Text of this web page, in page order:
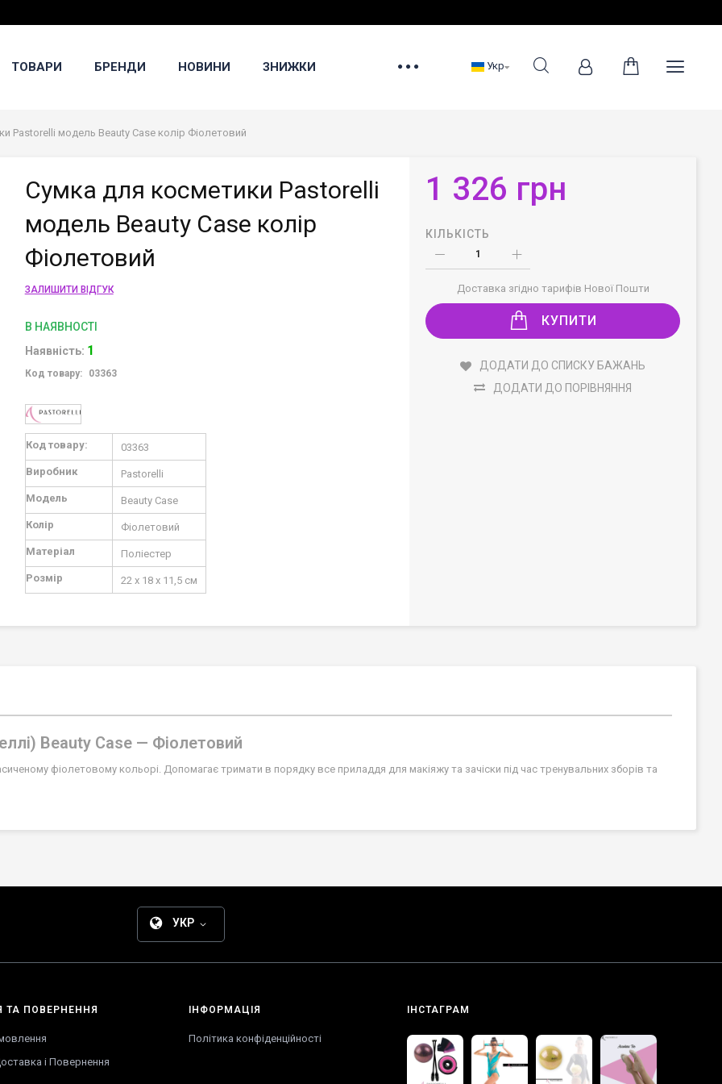
ТОВАРИ БРЕНДИ НОВИНИ ЗНИЖКИ Укр
Pastorelli модель Beauty Case колір Фіолетовий
Сумка для косметики Pastorelli
модель Beauty Case колір
Фіолетовий
ЗАЛИШИТИ ВІДГУК
В НАЯВНОСТІ
Наявність: 1
Код товару: 03363
Докладніше
Код товару:
03363
Виробник
Pastorelli
Модель
Beauty Case
Колір
Фіолетовий
Матеріал
Поліестер
Розмір
22 х 18 х 11,5 см
1 326 грн
КІЛЬКІСТЬ
Доставка згідно тарифів Нової Пошти
КУПИТИ
ДОДАТИ ДО СПИСКУ БАЖАНЬ
ДОДАТИ ДО ПОРІВНЯННЯ
Beauty Case — Фіолетовий
фіолетовому кольорі. Допомагає тримати в порядку все приладдя для макіяжу та зачіски під час тренувальних зборів та
УКР
ТА ПОВЕРНЕННЯ
і Повернення
ІНФОРМАЦІЯ
Політика конфіденційності
ІНСТАГРАМ